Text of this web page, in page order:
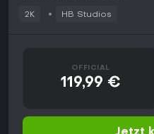
2K HB Studios
OFFICIAL
119,99 €